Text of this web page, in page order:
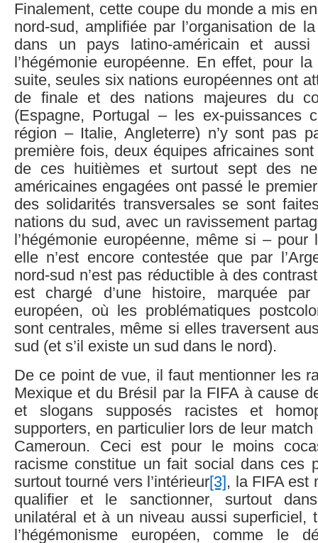
Finalement, cette coupe du monde a mis
nord-sud, amplifiée par l’organisation de
dans un pays latino-américain et aussi
l’hégémonie européenne. En effet, pour
suite, seules six nations européennes ont
de finale et des nations majeures du
(Espagne, Portugal – les ex-puissances
région – Italie, Angleterre) n’y sont pas
première fois, deux équipes africaines
de ces huitièmes et surtout sept des
américaines engagées ont passé le
des solidarités transversales se sont
nations du sud, avec un ravissement
l’hégémonie européenne, même si –
elle n’est encore contestée que par
nord-sud n’est pas réductible à des
est chargé d’une histoire, marquée par
européen, où les problématiques
sont centrales, même si elles traversent
sud (et s’il existe un sud dans le nord).
De ce point de vue, il faut mentionner les
Mexique et du Brésil par la FIFA à cause
et slogans supposés racistes et
supporters, en particulier lors de leur
Cameroun. Ceci est pour le moins
racisme constitue un fait social dans ces
surtout tourné vers l’intérieur[3] , la FIFA est
qualifier et le sanctionner, surtout
unilatéral et à un niveau aussi superficiel,
l’hégémonisme européen, comme le